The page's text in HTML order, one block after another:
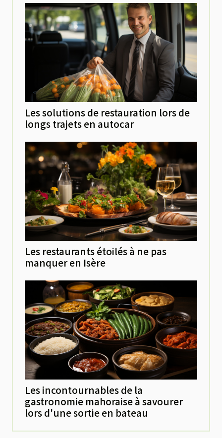
Les solutions de restauration lors de
longs trajets en autocar
Les restaurants étoilés à ne pas
manquer en Isère
Les incontournables de la
gastronomie mahoraise à savourer
lors d'une sortie en bateau